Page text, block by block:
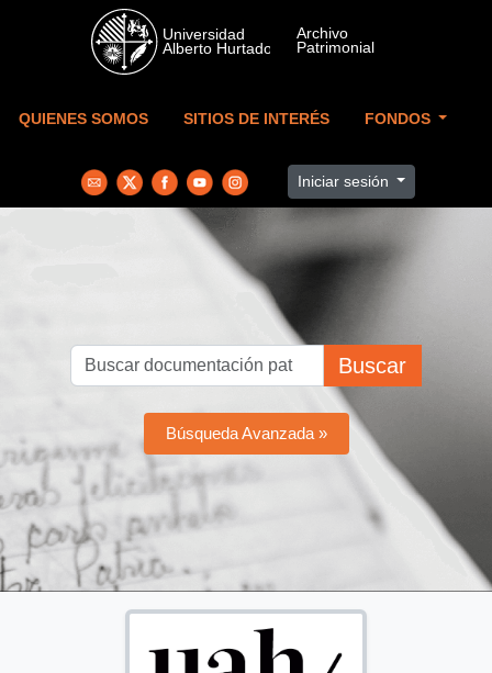
Skip to main content
QUIENES SOMOS SITIOS DE INTERÉS FONDOS
Iniciar sesión
Buscar
Búsqueda Avanzada »